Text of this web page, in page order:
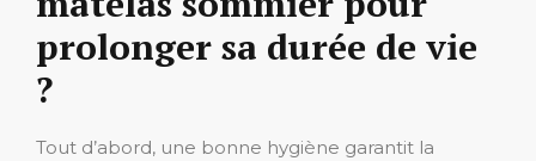
prolonger sa durée de vie
?
Tout d’abord, une bonne hygiène garantit la